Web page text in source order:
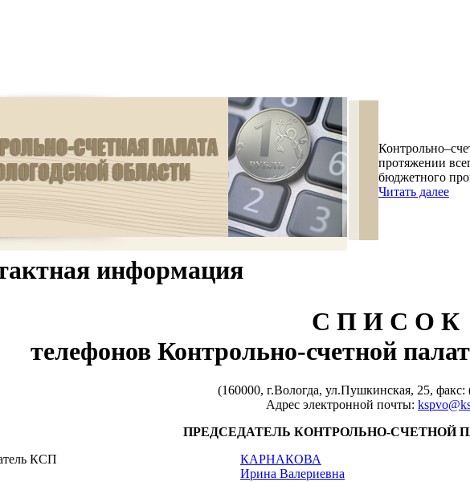
протяжении
бюджетного
Читать далее
информация
С П И С О К
телефонов Контрольно-счетной
(160000, г.Вологда, ул.Пушкинская, 25, факс:
Адрес электронной почты:
ПРЕДСЕДАТЕЛЬ КОНТРОЛЬНО-СЧЕТНОЙ
КСП
КАРНАКОВА
Ирина Валериевна